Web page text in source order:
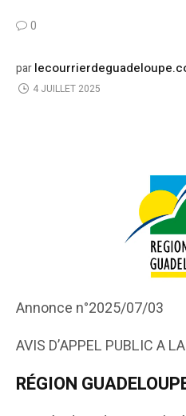
0
par
4 JUILLET 2025
Annonce n°2025/07/03
AVIS D’APPEL PUBLIC A
RÉGION